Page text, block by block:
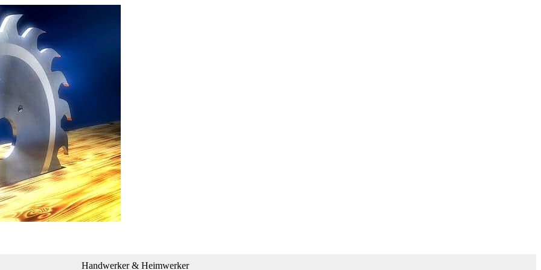
Handwerker & Heimwerker